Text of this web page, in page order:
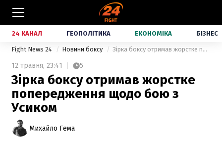
24 КАНАЛ ГЕОПОЛІТИКА ЕКОНОМІКА БІЗНЕС
Fight News 24 Новини боксу Зірка боксу отримав жорстке попередження щодо бою з Усиком
12 травня, 23:41 5
Зірка боксу отримав жорстке
попередження щодо бою з
Усиком
Михайло Гема